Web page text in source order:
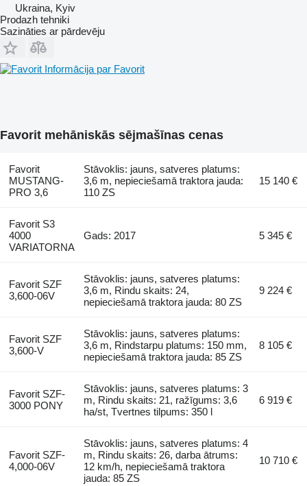
Ukraina, Kyiv
Prodazh tehniki
Sazināties ar pārdevēju
Informācija par Favorit
Favorit mehāniskās sējmašīnas cenas
Favorit
MUSTANG-
PRO 3,6
Stāvoklis: jauns, satveres platums:
3,6 m, nepieciešamā traktora jauda:
110 ZS
15 140 €
Favorit S3
4000
VARIATORNA
Gads: 2017 5 345 €
Favorit SZF
3,600-06V
Stāvoklis: jauns, satveres platums:
3,6 m, Rindu skaits: 24,
nepieciešamā traktora jauda: 80 ZS
9 224 €
Favorit SZF
3,600-V
Stāvoklis: jauns, satveres platums:
3,6 m, Rindstarpu platums: 150 mm,
nepieciešamā traktora jauda: 85 ZS
8 105 €
Favorit SZF-
3000 PONY
Stāvoklis: jauns, satveres platums: 3
m, Rindu skaits: 21, ražīgums: 3,6
ha/st, Tvertnes tilpums: 350 l
6 919 €
Favorit SZF-
4,000-06V
Stāvoklis: jauns, satveres platums: 4
m, Rindu skaits: 26, darba ātrums:
12 km/h, nepieciešamā traktora
jauda: 85 ZS
10 710 €